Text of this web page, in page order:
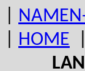
HOME